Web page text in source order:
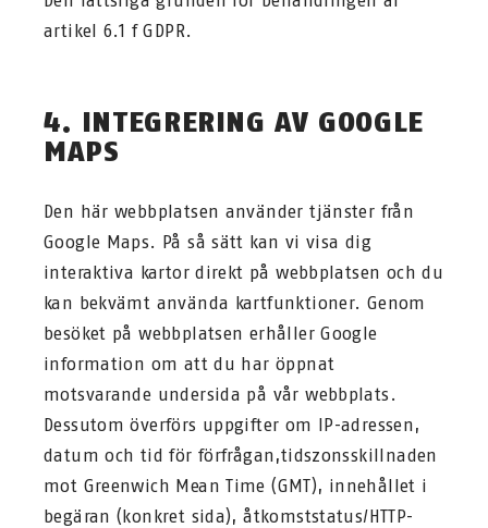
artikel 6.1 f GDPR.
4. INTEGRERING AV GOOGLE
MAPS
Den här webbplatsen använder tjänster från
Google Maps. På så sätt kan vi visa dig
interaktiva kartor direkt på webbplatsen och du
kan bekvämt använda kartfunktioner. Genom
besöket på webbplatsen erhåller Google
information om att du har öppnat
motsvarande undersida på vår webbplats.
Dessutom överförs uppgifter om IP-adressen,
datum och tid för förfrågan,tidszonsskillnaden
mot Greenwich Mean Time (GMT), innehållet i
begäran (konkret sida), åtkomststatus/HTTP-